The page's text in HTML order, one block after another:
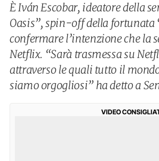
È Iván Escobar, ideatore della
Oasis”, spin-off della fortunata
confermare l’intenzione che la
Netflix. “Sarà trasmessa su
attraverso le quali tutto il
siamo orgogliosi” ha detto a
VIDEO